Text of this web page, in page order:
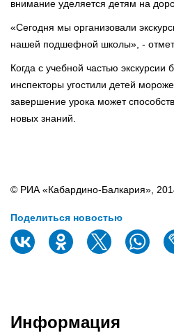
внимание уделяется детям на
«Сегодня мы организовали
нашей подшефной школы», -
Когда с учебной частью экскурсии
инспекторы угостили детей
завершение урока может
новых знаний.
© РИА «Кабардино-Балкария»,
Поделиться новостью
Информация